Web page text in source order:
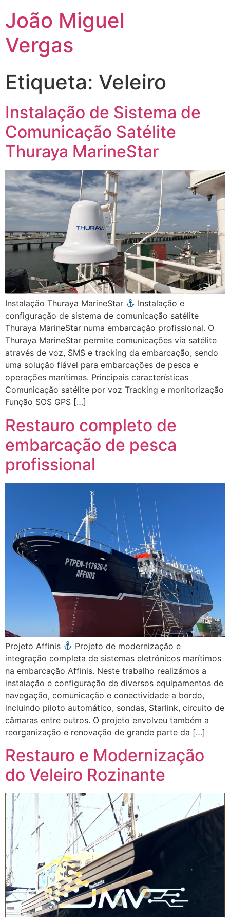
João Miguel
Vergas
Etiqueta: Veleiro
Instalação de Sistema de
Comunicação Satélite
Thuraya MarineStar
Instalação Thuraya MarineStar
Instalação e
configuração de sistema de comunicação satélite
Thuraya MarineStar numa embarcação profissional. O
Thuraya MarineStar permite comunicações via satélite
através de voz, SMS e tracking da embarcação, sendo
uma solução fiável para embarcações de pesca e
operações marítimas. Principais características
Comunicação satélite por voz Tracking e monitorização
Função SOS GPS […]
Restauro completo de
embarcação de pesca
profissional
Projeto Affinis
Projeto de modernização e
integração completa de sistemas eletrónicos marítimos
na embarcação Affinis. Neste trabalho realizámos a
instalação e configuração de diversos equipamentos de
navegação, comunicação e conectividade a bordo,
incluindo piloto automático, sondas, Starlink, circuito de
câmaras entre outros. O projeto envolveu também a
reorganização e renovação de grande parte da […]
Restauro e Modernização
do Veleiro Rozinante